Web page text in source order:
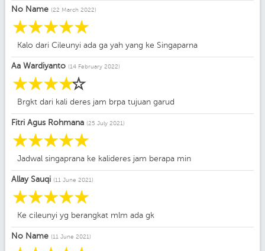
No Name (22 March 2022)
☆
☆
☆
☆
☆
Kalo dari Cileunyi ada ga yah yang ke Singaparna
Aa Wardiyanto (14 February 2022)
☆
☆
☆
☆
☆
Brgkt dari kali deres jam brpa tujuan garud
Fitri Agus Rohmana (25 July 2021)
☆
☆
☆
☆
☆
Jadwal singaprana ke kalideres jam berapa min
Allay Sauqi (11 June 2021)
☆
☆
☆
☆
☆
Ke cileunyi yg berangkat mlm ada gk
No Name (11 June 2021)